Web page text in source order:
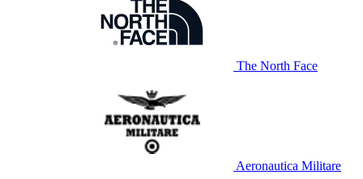
The North Face
Aeronautica Militare